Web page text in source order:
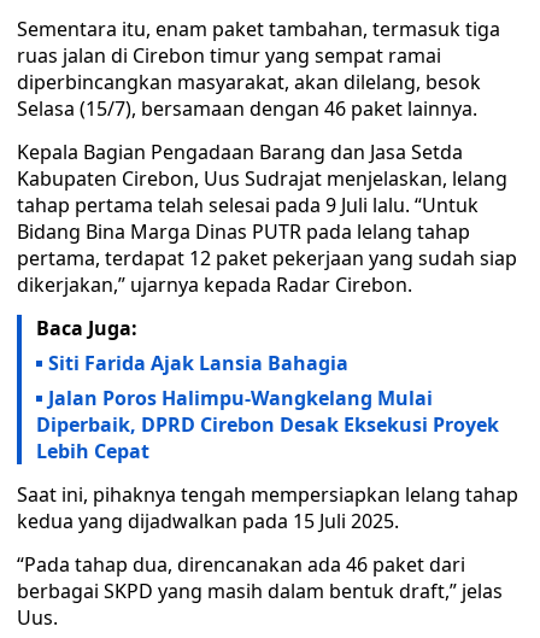
Sementara itu, enam paket tambahan, termasuk tiga
ruas jalan di Cirebon timur yang sempat ramai
diperbincangkan masyarakat, akan dilelang, besok
Selasa (15/7), bersamaan dengan 46 paket lainnya.
Kepala Bagian Pengadaan Barang dan Jasa Setda
Kabupaten Cirebon, Uus Sudrajat menjelaskan, lelang
tahap pertama telah selesai pada 9 Juli lalu. “Untuk
Bidang Bina Marga Dinas PUTR pada lelang tahap
pertama, terdapat 12 paket pekerjaan yang sudah siap
dikerjakan,” ujarnya kepada Radar Cirebon.
Baca Juga:
Siti Farida Ajak Lansia Bahagia
Jalan Poros Halimpu-Wangkelang Mulai
Diperbaik, DPRD Cirebon Desak Eksekusi Proyek
Lebih Cepat
Saat ini, pihaknya tengah mempersiapkan lelang tahap
kedua yang dijadwalkan pada 15 Juli 2025.
“Pada tahap dua, direncanakan ada 46 paket dari
berbagai SKPD yang masih dalam bentuk draft,” jelas
Uus.